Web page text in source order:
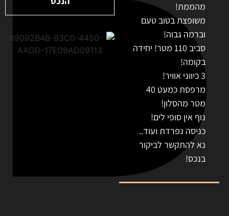
מהממת!
משופצת בטוב טעם
וברמה גבוה!
סביב 110 מטר! יחידה
בקומה!
3 כיווני אוויר!
מרפסת כמעט 40
מטר מהסלון!
נוף אין סופי לים!
כניסה נפרדת ועוד..
נא להתקשר לביקור
בנכס!